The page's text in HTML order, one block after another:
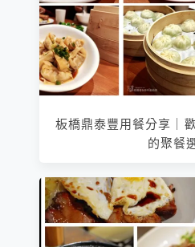
板橋鼎泰豐用餐分享｜
的聚餐